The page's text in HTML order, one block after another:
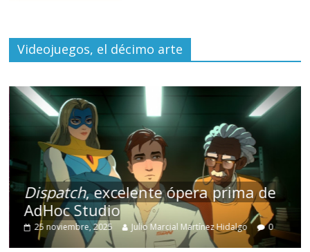
Videojuegos, el décimo arte
Dispatch, excelente ópera prima de
AdHoc Studio
25 noviembre, 2025 Julio Marcial Martínez Hidalgo 0